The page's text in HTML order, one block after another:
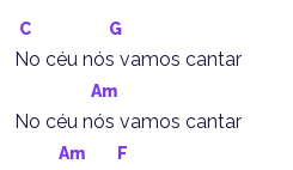
C G
No céu nós vamos cantar
Am
No céu nós vamos cantar
Am F